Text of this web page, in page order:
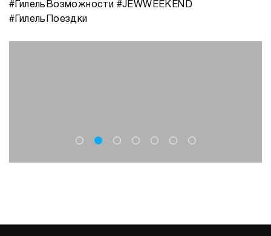
#ГилельВозможности #JEWWEEKEND
#ГилельПоездки